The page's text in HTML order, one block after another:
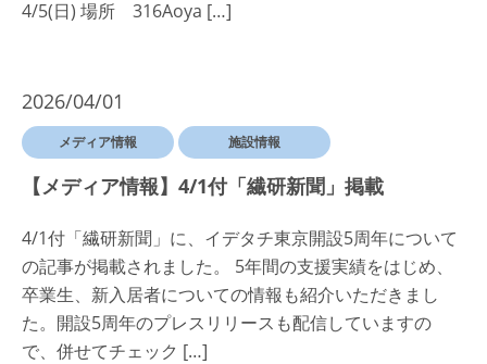
4/5(日) 場所 316Aoya […]
2026/04/01
メディア情報 施設情報
【メディア情報】4/1付「繊研新聞」掲載
4/1付「繊研新聞」に、イデタチ東京開設5周年について
の記事が掲載されました。 5年間の支援実績をはじめ、
卒業生、新入居者についての情報も紹介いただきまし
た。開設5周年のプレスリリースも配信していますの
で、併せてチェック […]